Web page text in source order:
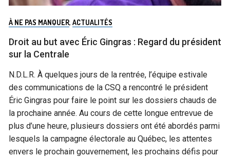
À NE PAS MANQUER, ACTUALITÉS
Droit au but avec Éric Gingras : Regard du président
sur la Centrale
N.D.L.R. À quelques jours de la rentrée, l’équipe estivale
des communications de la CSQ a rencontré le président
Éric Gingras pour faire le point sur les dossiers chauds de
la prochaine année. Au cours de cette longue entrevue de
plus d’une heure, plusieurs dossiers ont été abordés parmi
lesquels la campagne électorale au Québec, les attentes
envers le prochain gouvernement, les prochains défis pour